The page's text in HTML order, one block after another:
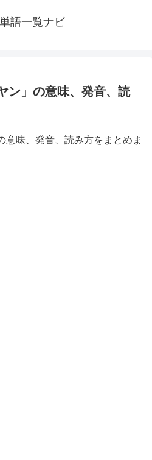
語一覧ナビ
ン」の意味、発音、読
意味、発音、読み方をまとめま